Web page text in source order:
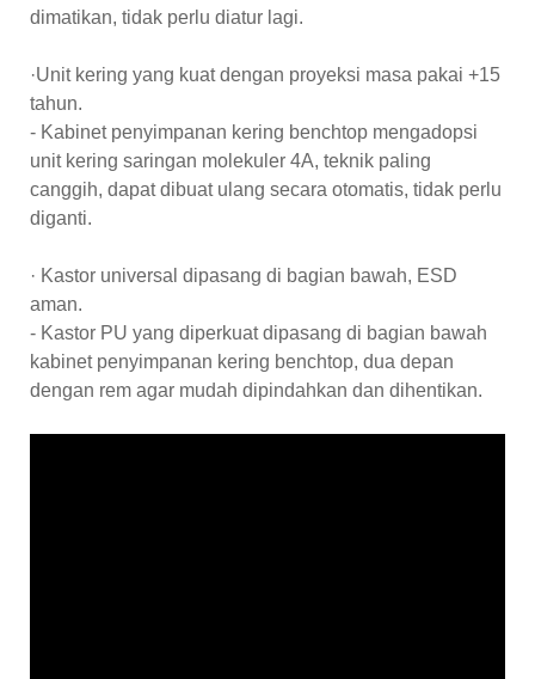
dimatikan, tidak perlu diatur lagi.
·Unit kering yang kuat dengan proyeksi masa pakai +15
tahun.
- Kabinet penyimpanan kering benchtop mengadopsi
unit kering saringan molekuler 4A, teknik paling
canggih, dapat dibuat ulang secara otomatis, tidak perlu
diganti.
· Kastor universal dipasang di bagian bawah, ESD
aman.
- Kastor PU yang diperkuat dipasang di bagian bawah
kabinet penyimpanan kering benchtop, dua depan
dengan rem agar mudah dipindahkan dan dihentikan.